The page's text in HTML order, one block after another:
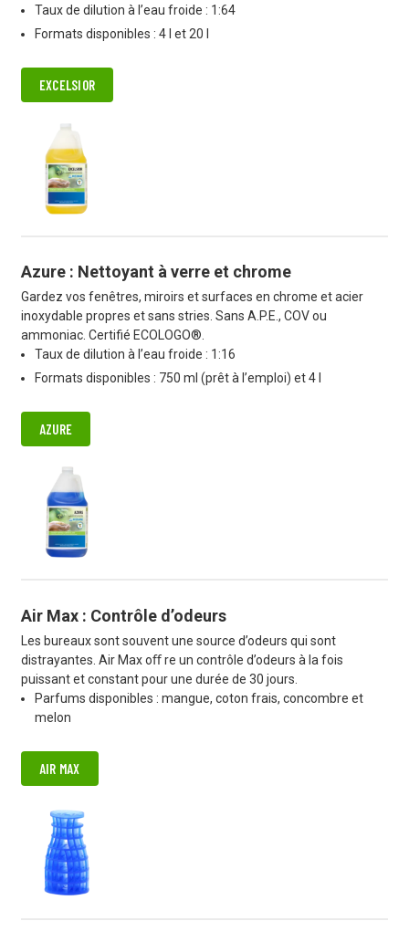
Taux de dilution à l’eau froide : 1:64
Formats disponibles : 4 l et 20 l
EXCELSIOR
Azure : Nettoyant à verre et chrome
Gardez vos fenêtres, miroirs et surfaces en chrome et acier
inoxydable propres et sans stries. Sans A.P.E., COV ou
ammoniac. Certifié ECOLOGO®.
Taux de dilution à l’eau froide : 1:16
Formats disponibles : 750 ml (prêt à l’emploi) et 4 l
AZURE
Air Max : Contrôle d’odeurs
Les bureaux sont souvent une source d’odeurs qui sont
distrayantes. Air Max oﬀ re un contrôle d’odeurs à la fois
puissant et constant pour une durée de 30 jours.
Parfums disponibles : mangue, coton frais, concombre et
melon
AIR MAX